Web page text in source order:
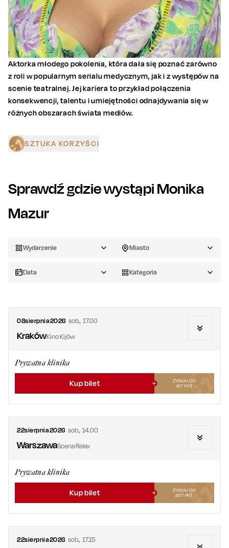
Aktorka młodego pokolenia, która dała się poznać zarówno
z roli w popularnym serialu medycznym, jak i z występów na
scenie teatralnej. Jej kariera to przykład połączenia
konsekwencji, talentu i umiejętności odnajdywania się w
różnych obszarach świata mediów.
SZTUKA KORZYŚCI
Sprawdź gdzie wystąpi Monika
Mazur
Wydarzenie Miasto
Data Kategoria
08sierpnia2026 sob., 17.00
KrakówKino Kijów
Prywatna klinika
Kup bilet
ZYSKAJ OD
417 PKT
22sierpnia2026 sob., 14.00
WarszawaScena Relax
Prywatna klinika
Kup bilet
ZYSKAJ OD
267 PKT
22sierpnia2026 sob., 17.15